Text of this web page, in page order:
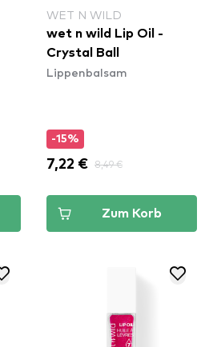
WET N WILD
wet n wild Lip Oil -
Crystal Ball
Lippenbalsam
-15%
7,22 € 8,49 €
Zum Korb